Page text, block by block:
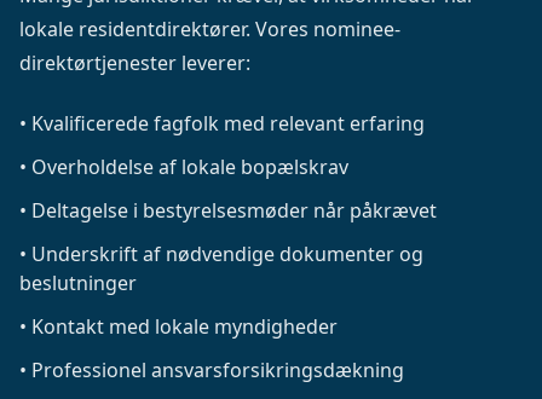
lokale residentdirektører. Vores nominee-
direktørtjenester leverer:
• Kvalificerede fagfolk med relevant erfaring
• Overholdelse af lokale bopælskrav
• Deltagelse i bestyrelsesmøder når påkrævet
• Underskrift af nødvendige dokumenter og
beslutninger
• Kontakt med lokale myndigheder
• Professionel ansvarsforsikringsdækning